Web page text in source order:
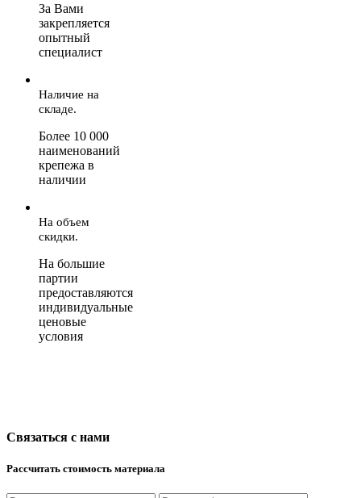
За Вами
закрепляется
опытный
специалист
Наличие на
складе.
Более 10 000
наименований
крепежа в
наличии
На объем
скидки.
На большие
партии
предоставляются
индивидуальные
ценовые
условия
Связаться с нами
Рассчитать стоимость материала